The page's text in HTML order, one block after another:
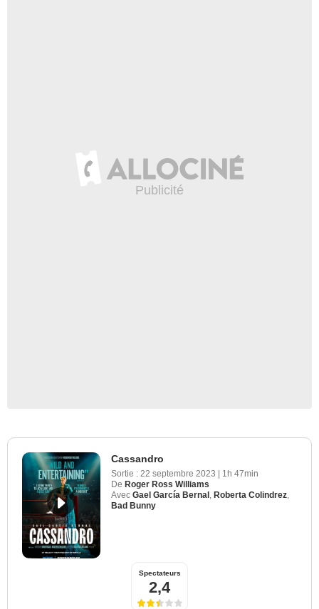
Cassandro
Sortie : 22 septembre 2023 | 1h 47min
De Roger Ross Williams
Avec Gael García Bernal Roberta Colindrez
Bad Bunny
Spectateurs
2,4